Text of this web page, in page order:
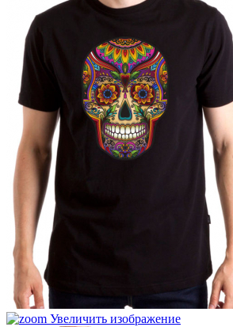
Увеличить изображение